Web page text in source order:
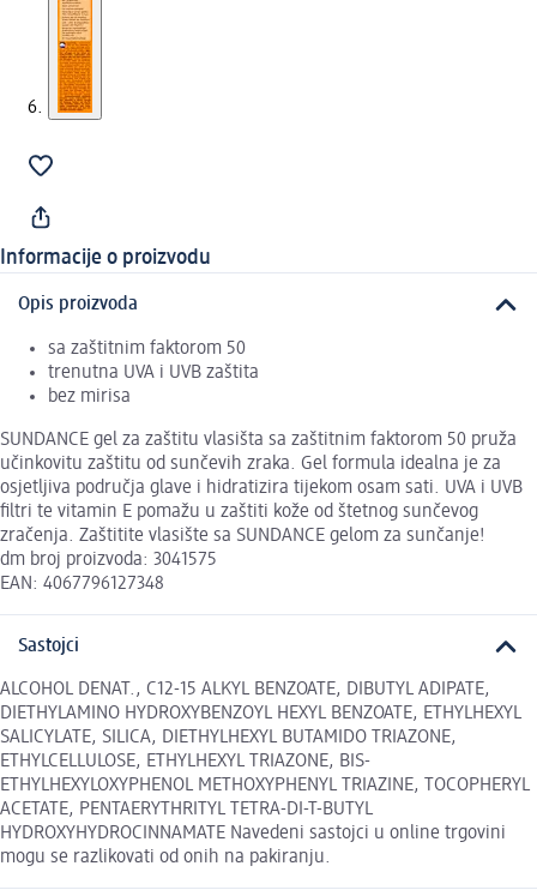
Informacije o proizvodu
Opis proizvoda
sa zaštitnim faktorom 50
trenutna UVA i UVB zaštita
bez mirisa
SUNDANCE gel za zaštitu vlasišta sa zaštitnim faktorom 50 pruža
učinkovitu zaštitu od sunčevih zraka. Gel formula idealna je za
osjetljiva područja glave i hidratizira tijekom osam sati. UVA i UVB
filtri te vitamin E pomažu u zaštiti kože od štetnog sunčevog
zračenja. Zaštitite vlasište sa SUNDANCE gelom za sunčanje!
dm broj proizvoda: 3041575
EAN: 4067796127348
Sastojci
ALCOHOL DENAT., C12-15 ALKYL BENZOATE, DIBUTYL ADIPATE,
DIETHYLAMINO HYDROXYBENZOYL HEXYL BENZOATE, ETHYLHEXYL
SALICYLATE, SILICA, DIETHYLHEXYL BUTAMIDO TRIAZONE,
ETHYLCELLULOSE, ETHYLHEXYL TRIAZONE, BIS-
ETHYLHEXYLOXYPHENOL METHOXYPHENYL TRIAZINE, TOCOPHERYL
ACETATE, PENTAERYTHRITYL TETRA-DI-T-BUTYL
HYDROXYHYDROCINNAMATE Navedeni sastojci u online trgovini
mogu se razlikovati od onih na pakiranju.